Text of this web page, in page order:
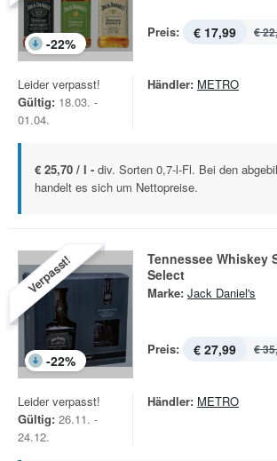
-22%
Preis: € 17,99 €
Leider verpasst!
Gültig: 18.03. -
01.04.
Händler: METRO
€ 25,70 / l - div. Sorten 0,7-l-Fl. Bei den
handelt es sich um Nettopreise.
Verpasst!
-22%
Tennessee Whiskey
Select
Marke: Jack Daniel's
Preis: € 27,99 €
Leider verpasst!
Gültig: 26.11. -
24.12.
Händler: METRO